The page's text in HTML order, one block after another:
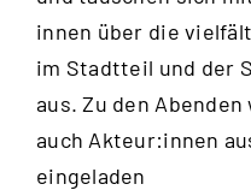
innen über die
im Stadtteil und der
aus. Zu den
auch Akteur:innen
eingeladen